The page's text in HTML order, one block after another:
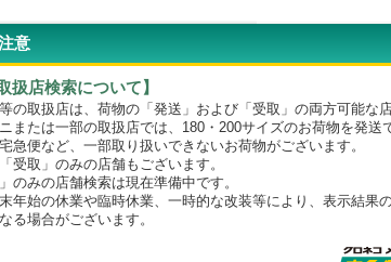
意
扱店検索について】
の取扱店は、荷物の「発送」および「受取」の両方可能な
は一部の取扱店では、180・200サイズのお荷物を発送で
など、一部取り扱いできないお荷物がございます。
取」のみの店舗もございます。
みの店舗検索は現在準備中です。
年始の休業や臨時休業、一時的な改装等により、表示結果
場合がございます。